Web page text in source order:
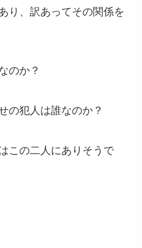
り、訳あってその関係を
のか？
の犯人は誰なのか？
この二人にありそうで